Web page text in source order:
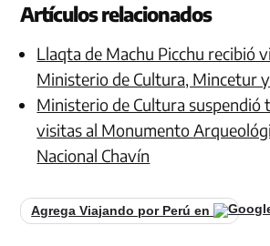
Artículos relacionados
Llaqta de Machu Picchu recibió
Ministerio de Cultura, Mincetur
Ministerio de Cultura suspendió
visitas al Monumento
Nacional Chavín
Agrega Viajando por Perú en